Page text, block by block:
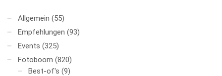
Allgemein (55)
Empfehlungen (93)
Events (325)
Fotoboom (820)
Best-of's (9)